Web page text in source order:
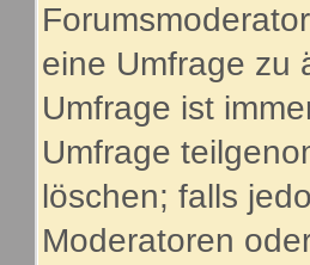
eine Umfrage zu
Umfrage ist
Umfrage
löschen; falls
Moderatoren